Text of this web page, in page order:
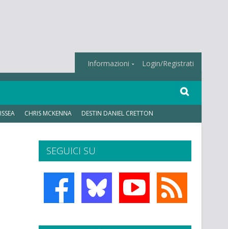
Informazioni Login/Registrati
CHRIS MCKENNA DESTIN DANIEL CRETTON
SEGUICI SU